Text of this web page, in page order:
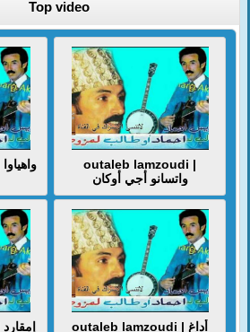
Top video
outaleb lamzoudi |
واتسانو أجي أوكان
outaleb lamzoudi | أداغ